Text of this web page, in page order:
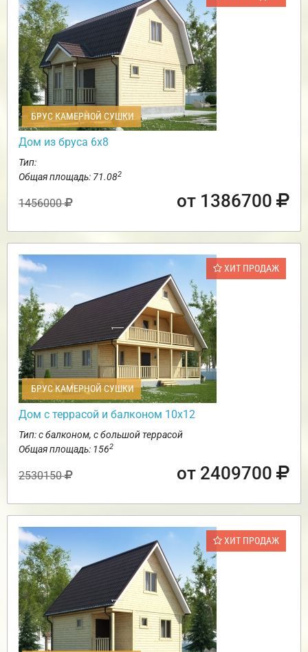
БРУС КАМЕРНОЙ СУШКИ
Дом из бруса 6х8
Тип:
Общая площадь: 71.082
1456000 от 1386700
ХИТ ПРОДАЖ
БРУС КАМЕРНОЙ СУШКИ
Дом с террасой и балконом 10х12
Тип: с балконом, с большой террасой
Общая площадь: 1562
2530150 от 2409700
ХИТ ПРОДАЖ